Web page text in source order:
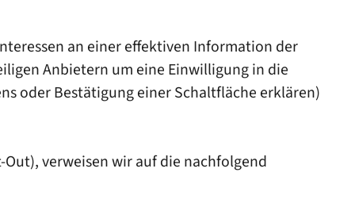
an einer effektiven Information der
Anbietern um eine Einwilligung in die
oder Bestätigung einer Schaltfläche erklären)
verweisen wir auf die nachfolgend